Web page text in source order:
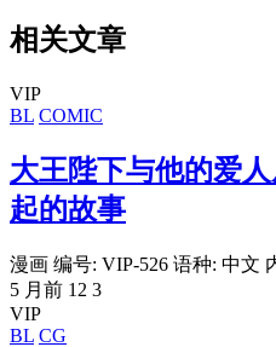
相关文章
VIP
BL COMIC
大王陛下与他的爱
起的故事
漫画 编号: VIP-526 语种: 中文
5 月前 12 3
VIP
BL CG